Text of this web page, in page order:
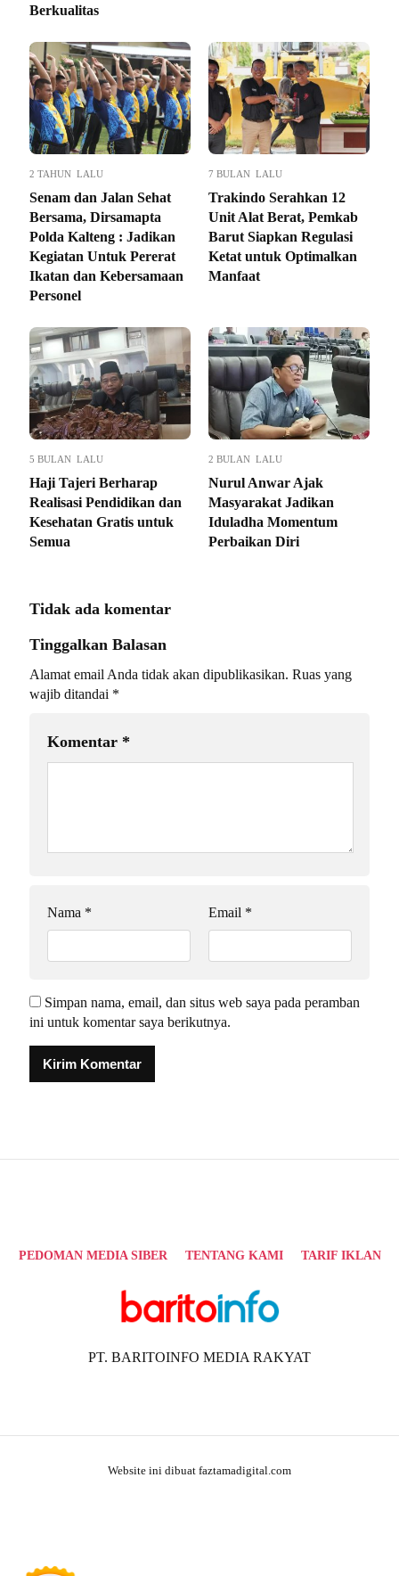
Berkualitas
2 TAHUN LALU
Senam dan Jalan Sehat
Bersama, Dirsamapta
Polda Kalteng : Jadikan
Kegiatan Untuk Pererat
Ikatan dan Kebersamaan
Personel
7 BULAN LALU
Trakindo Serahkan 12
Unit Alat Berat, Pemkab
Barut Siapkan Regulasi
Ketat untuk Optimalkan
Manfaat
5 BULAN LALU
Haji Tajeri Berharap
Realisasi Pendidikan dan
Kesehatan Gratis untuk
Semua
2 BULAN LALU
Nurul Anwar Ajak
Masyarakat Jadikan
Iduladha Momentum
Perbaikan Diri
Tidak ada komentar
Tinggalkan Balasan
Alamat email Anda tidak akan dipublikasikan. Ruas yang
wajib ditandai *
Komentar *
Nama * Email *
Simpan nama, email, dan situs web saya pada peramban
ini untuk komentar saya berikutnya.
PEDOMAN MEDIA SIBER TENTANG KAMI TARIF IKLAN
PT. BARITOINFO MEDIA RAKYAT
Website ini dibuat faztamadigital.com